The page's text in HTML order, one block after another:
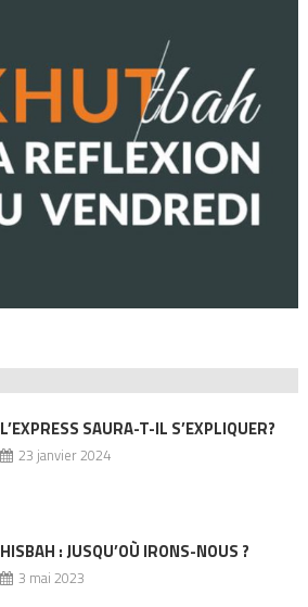
L’EXPRESS SAURA-T-IL S’EXPLIQUER?
23 janvier 2024
HISBAH : JUSQU’OÙ IRONS-NOUS ?
3 mai 2023